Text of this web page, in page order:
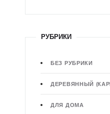
РУБРИКИ
БЕЗ РУБРИКИ
ДЕРЕВЯННЫЙ
ДЛЯ ДОМА